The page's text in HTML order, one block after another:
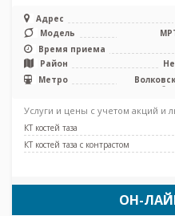
Адрес
Модель
Время приема
Район
Метро
Услуги и цены с учетом акций и
КТ костей таза
КТ костей таза с контрастом
ОН-